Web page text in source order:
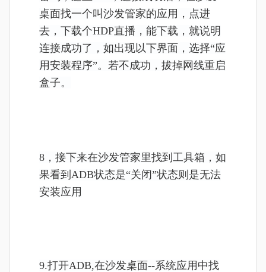
桌面找一个叫沙发管家的应用，点进
去，下载个HDP直播，能下载，就说明
连接成功了，如出现以下界面，选择“应
用安装程序”。若不成功，拔掉网线重启
盒子。
8，接下来在沙发管家里找到工具箱，如
果看到ADB状态是“关闭”状态则是无法
安装应用
9.打开ADB,在沙发桌面--系统应用中找